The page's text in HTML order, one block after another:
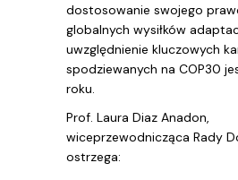
dostosowanie swojego
globalnych wysiłków
uwzględnienie kluczowych
spodziewanych na COP30
roku.
Prof. Laura Diaz Anadon,
wiceprzewodnicząca Rady
ostrzega: